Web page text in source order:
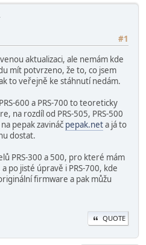
#1
aktualizaci, ale nemám kde
mít potvrzeno, že to, co jsem
to veřejně ke stáhnutí nedám.
600 a PRS-700 to teoreticky
na rozdíl od PRS-505, PRS-500
pepak zavináč pepak.neta já to
dostat.
PRS-300 a 500, pro které mám
po jisté úpravě i PRS-700, kde
firmware a pak můžu
QUOTE